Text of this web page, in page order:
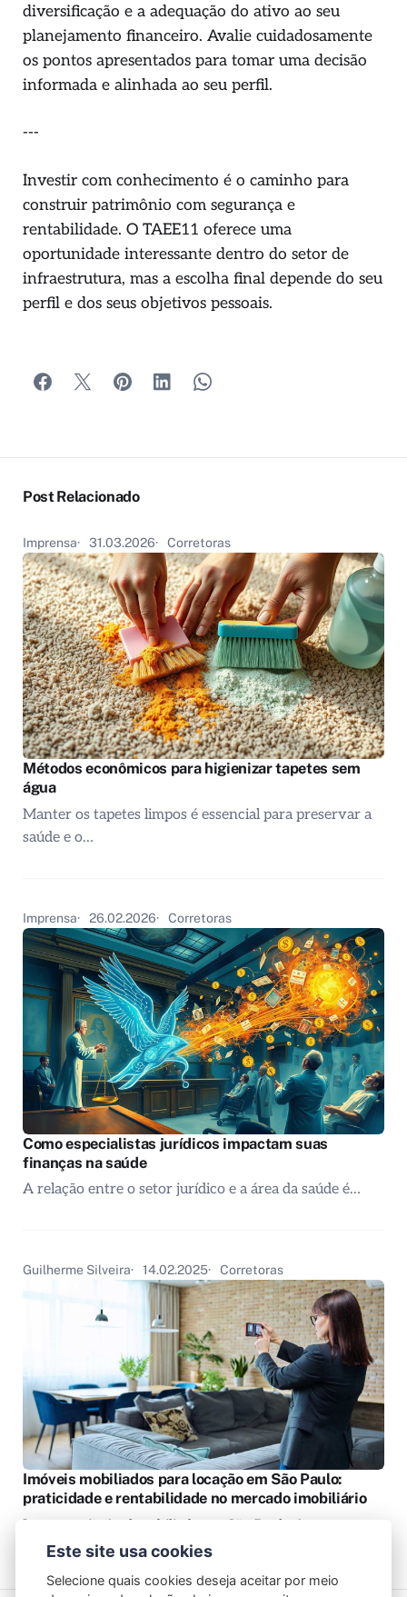
diversificação e a adequação do ativo ao seu
planejamento financeiro. Avalie cuidadosamente
os pontos apresentados para tomar uma decisão
informada e alinhada ao seu perfil.
---
Investir com conhecimento é o caminho para
construir patrimônio com segurança e
rentabilidade. O TAEE11 oferece uma
oportunidade interessante dentro do setor de
infraestrutura, mas a escolha final depende do seu
perfil e dos seus objetivos pessoais.
Post Relacionado
Imprensa 31.03.2026 Corretoras
Métodos econômicos para higienizar tapetes sem
água
Manter os tapetes limpos é essencial para preservar a
saúde e o…
Imprensa 26.02.2026 Corretoras
Como especialistas jurídicos impactam suas
finanças na saúde
A relação entre o setor jurídico e a área da saúde é…
Guilherme Silveira 14.02.2025 Corretoras
Imóveis mobiliados para locação em São Paulo:
praticidade e rentabilidade no mercado imobiliário
Locar um imóvel mobiliado em São Paulo é como
comprar tempo e…
Este site usa cookies
Selecione quais cookies deseja aceitar por meio